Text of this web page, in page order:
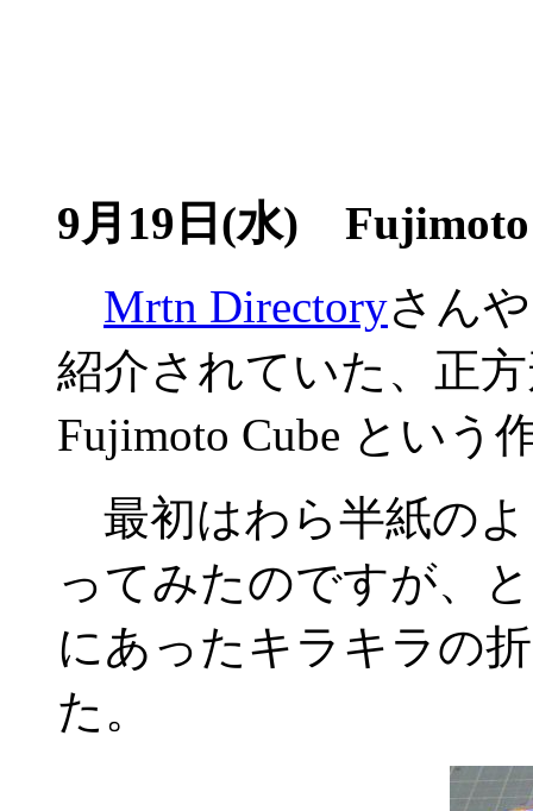
9月19日(水) Fujimoto
Mrtn Directoryさん
紹介されていた、正
Fujimoto Cube という
最初はわら半紙の
ってみたのですが、
にあったキラキラの
た。